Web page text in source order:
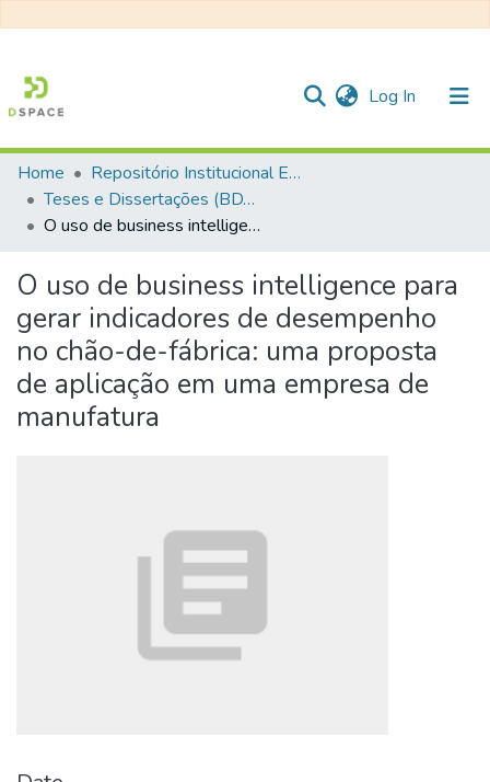
Log In (current)
Communities & Collections
All of DSpace
Statistics
Home
Repositório Institucional EESC
Teses e Dissertações (BDTD USP)
O uso de business intelligence para gerar indicadores de desempenho no chão-de-fábrica: uma proposta de aplicação em uma empresa de manufatura
O uso de business intelligence para
gerar indicadores de desempenho
no chão-de-fábrica: uma proposta
de aplicação em uma empresa de
manufatura